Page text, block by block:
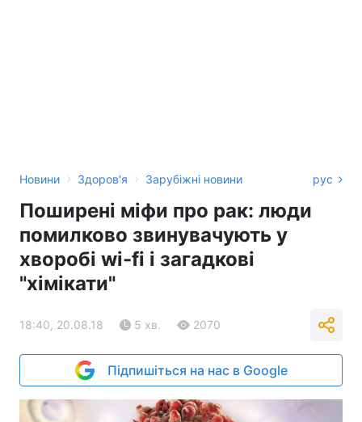
Новини › Здоров'я › Зарубіжні новини рус
Поширені міфи про рак: люди
помилково звинувачують у
хворобі wi-fi і загадкові
"хімікати"
18:40, 20.08.18 5 хв. 2070
Підпишіться на нас в Google